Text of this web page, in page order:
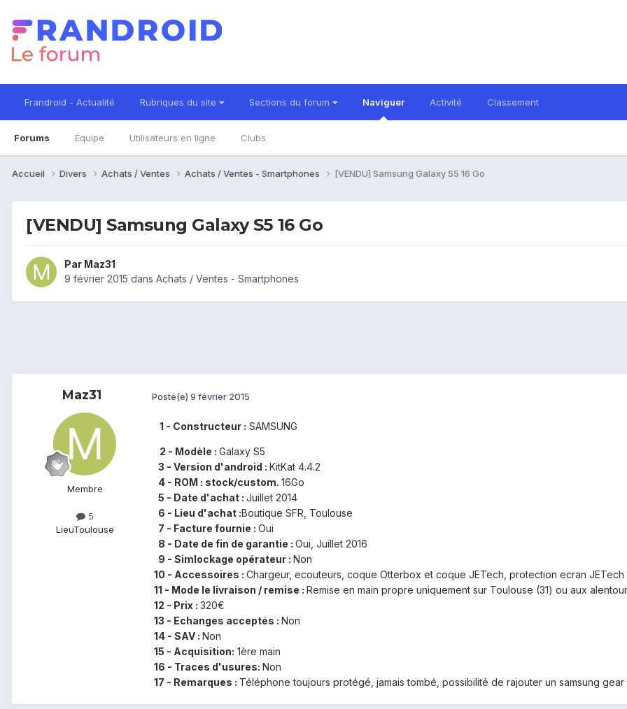
Frandroid - Actualité Rubriques du site Sections du forum Naviguer
Forums Équipe Utilisateurs en ligne Clubs
Activité Classement
Accueil Divers Achats / Ventes Achats / Ventes - Smartphones [VENDU] Samsung Galaxy S5 16 Go
[VENDU] Samsung Galaxy S5 16 Go
Par Maz31
9 février 2015 dans Achats / Ventes - Smartphones
Maz31
Membre
5
LieuToulouse
Posté(e) 9 février 2015
1 - Constructeur : SAMSUNG
2 - Modèle : Galaxy S5
3 - Version d'android : KitKat 4.4.2
4 - ROM : stock/custom. 16Go
5 - Date d'achat : Juillet 2014
6 - Lieu d'achat :Boutique SFR, Toulouse
7 - Facture fournie : Oui
8 - Date de fin de garantie : Oui, Juillet 2016
9 - Simlockage opérateur : Non
10 - Accessoires : Chargeur, ecouteurs, coque Otterbox et coque JETech, protection ecran
11 - Mode le livraison / remise : Remise en main propre uniquement sur Toulouse (31) ou aux
12 - Prix : 320€
13 - Echanges acceptés : Non
14 - SAV : Non
15 - Acquisition: 1ère main
16 - Traces d'usures: Non
17 - Remarques : Téléphone toujours protégé, jamais tombé, possibilité de rajouter un samsung